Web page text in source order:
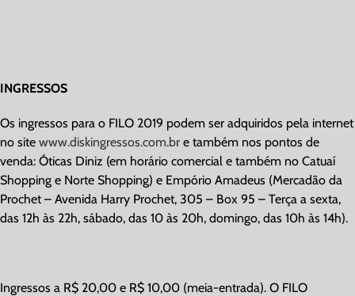
INGRESSOS
Os ingressos para o FILO 2019 podem ser adquiridos pela internet
no site www.diskingressos.com.br e também nos pontos de
venda: Óticas Diniz (em horário comercial e também no Catuaí
Shopping e Norte Shopping) e Empório Amadeus (Mercadão da
Prochet – Avenida Harry Prochet, 305 – Box 95 – Terça a sexta,
das 12h às 22h, sábado, das 10 às 20h, domingo, das 10h às 14h).
Ingressos a R$ 20,00 e R$ 10,00 (meia-entrada). O FILO